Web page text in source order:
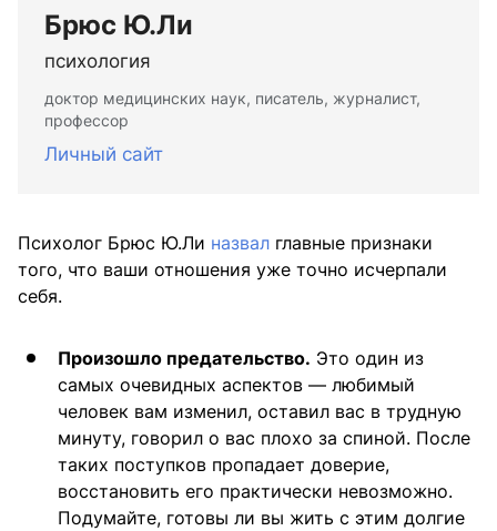
Брюс Ю.Ли
психология
доктор медицинских наук, писатель, журналист,
профессор
Личный сайт
Психолог Брюс Ю.Ли назвал главные признаки
того, что ваши отношения уже точно исчерпали
себя.
Произошло предательство. Это один из
самых очевидных аспектов — любимый
человек вам изменил, оставил вас в трудную
минуту, говорил о вас плохо за спиной. После
таких поступков пропадает доверие,
восстановить его практически невозможно.
Подумайте, готовы ли вы жить с этим долгие